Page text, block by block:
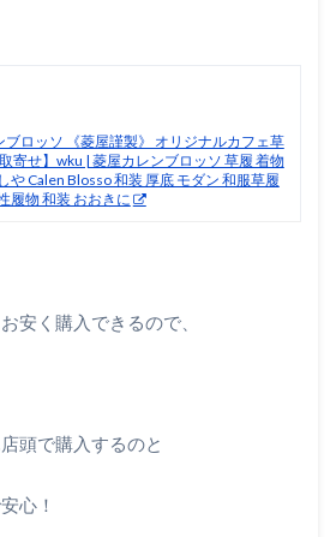
ブロッソ 《菱屋謹製》 オリジナルカフェ草
寄せ】wku | 菱屋カレンブロッソ 草履 着物
や Calen Blosso 和装 厚底 モダン 和服草履
履物 和装 おおきに
安く購入できるので、
頭で購入するのと
心！